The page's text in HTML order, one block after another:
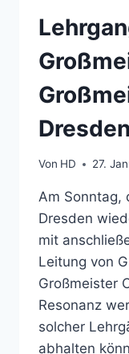
Dresden
Von HD 27.
Am Sonntag,
Dresden
mit
Leitung von
Großmeister
Resonanz
solcher
abhalten